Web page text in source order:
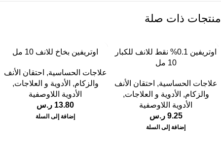
منتجات ذات صلة
اوتريفين 0.1% نقط للانف للكبار
10 مل
علاجات الحساسية, احتقان الأنف
والزكام, الأدوية و العلاجات,
الأدوية اللاوصفية
9.25 ر.س
إضافة إلى السلة
اوتريفين بخاخ للانف 10 مل
علاجات الحساسية, احتقان الأنف
والزكام, الأدوية و العلاجات,
الأدوية اللاوصفية
13.80 ر.س
إضافة إلى السلة